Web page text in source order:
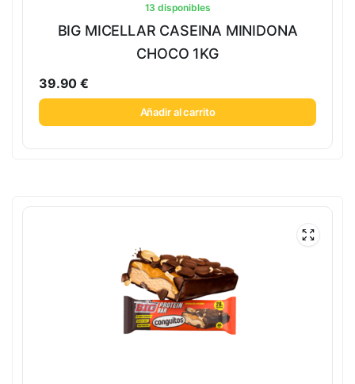
13 disponibles
BIG MICELLAR CASEINA MINIDONA
CHOCO 1KG
39.90€
Añadir al carrito